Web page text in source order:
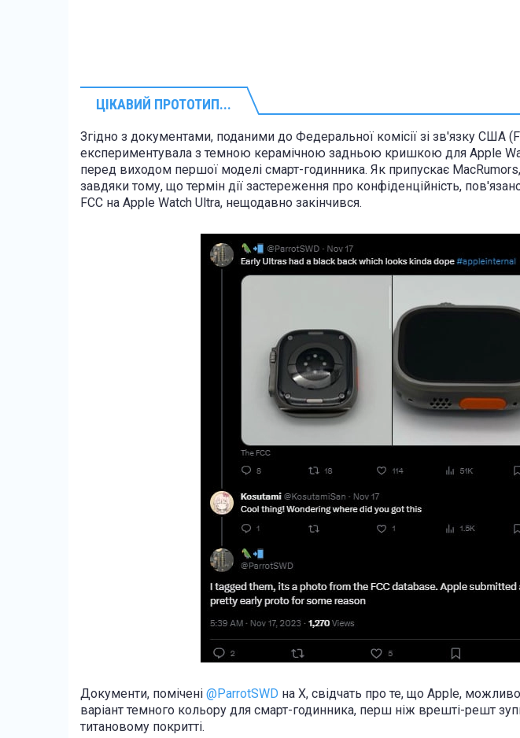
ЦІКАВИЙ ПРОТОТИП...
Згідно з документами, поданими до Федеральної комісії зі зв'язку США
експериментувала з темною керамічною задньою кришкою для Apple
перед виходом першої моделі смарт-годинника. Як припускає MacRumors,
завдяки тому, що термін дії застереження про конфіденційність,
FCC на Apple Watch Ultra, нещодавно закінчився.
Документи, помічені @ParrotSWD на X, свідчать про те, що Apple,
варіант темного кольору для смарт-годинника, перш ніж врешті-решт
титановому покритті.